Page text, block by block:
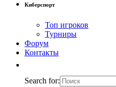
Киберспорт
Топ игроков
Турниры
Форум
Контакты
Search for: